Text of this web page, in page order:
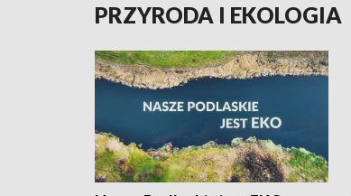
PRZYRODA I EKOLOGIA